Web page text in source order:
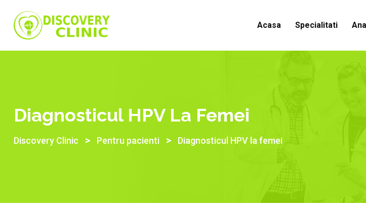
content
Acasa Specialitati
Diagnosticul HPV La Femei
Discovery Clinic > Pentru pacienti > Diagnosticul HPV la femei